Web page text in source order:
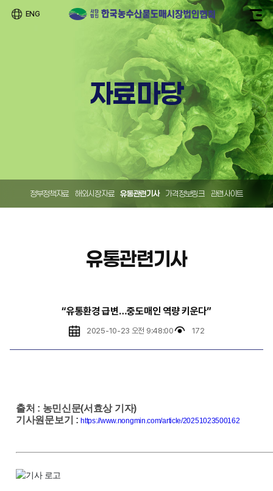
ENG
자료마당
정부정책자료 해외시장자료 유통관련기사 가격정보링크 관련사이트
유통관련기사
“유통환경 급변…중도매인 역량 키운다”
2025-10-23 오전 9:48:00 172
출처 : 농민신문(서효상 기자)
기사원문보기 :https://www.nongmin.com/article/20251023500162